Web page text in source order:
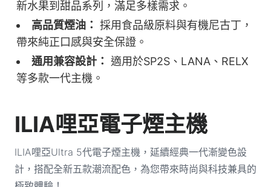
新水果到甜品系列，滿足多樣需求。
高品質煙油： 採用食品級原料與有機尼古丁，
帶來純正口感與安全保證。
通用兼容設計： 適用於SP2S、LANA、RELX
等多款一代主機。
ILIA哩亞電子煙主機
ILIA哩亞Ultra 5代電子煙主機，延續經典一代漸變色設
計，搭配全新五款潮流配色，為您帶來時尚與科技兼具的